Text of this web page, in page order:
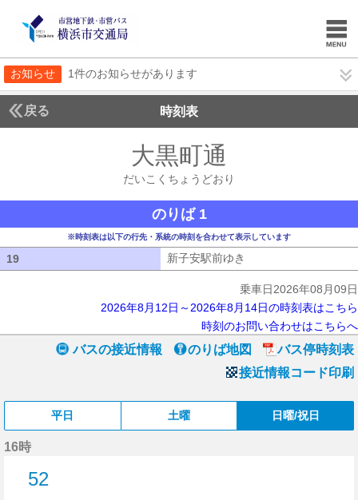
お知らせ 1件のお知らせがあります
戻る 時刻表
大黒町通
だいこくちょうどおり
のりば 1
※時刻表は以下の行先・系統の時刻を合わせて表示しています
19 新子安駅前ゆき
乗車日2026年08月09日
2026年8月12日～2026年8月14日の時刻表はこちら
時刻のお問い合わせはこちらへ
バスの接近情報 のりば地図
バス停時刻表
接近情報コード印刷
平日 土曜 日曜/祝日
16時
52